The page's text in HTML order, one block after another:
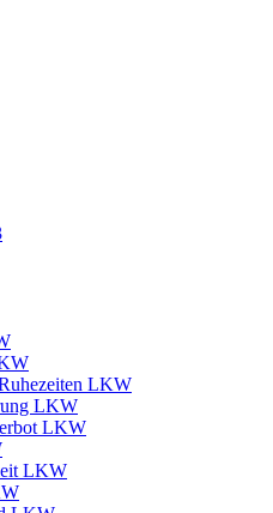
LKW
LKW
LKW
LKW